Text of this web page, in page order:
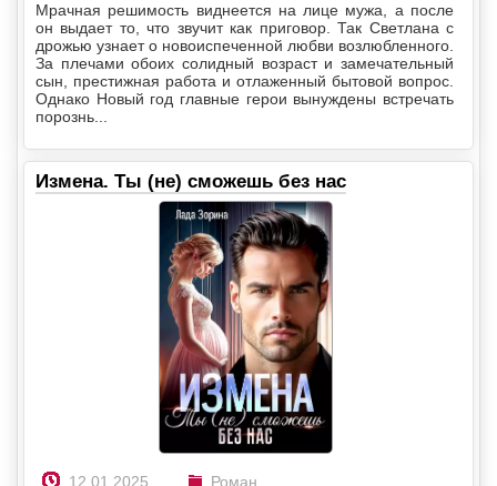
Мрачная решимость виднеется на лице мужа, а после
он выдает то, что звучит как приговор. Так Светлана с
дрожью узнает о новоиспеченной любви возлюбленного.
За плечами обоих солидный возраст и замечательный
сын, престижная работа и отлаженный бытовой вопрос.
Однако Новый год главные герои вынуждены встречать
порознь...
Измена. Ты (не) сможешь без нас
12.01.2025 Роман